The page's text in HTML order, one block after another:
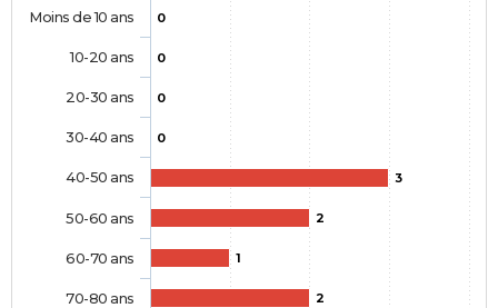
0
0
0
0
3
2
1
2
Moins de 10 ans
10-20 ans
20-30 ans
30-40 ans
40-50 ans
50-60 ans
60-70 ans
70-80 ans